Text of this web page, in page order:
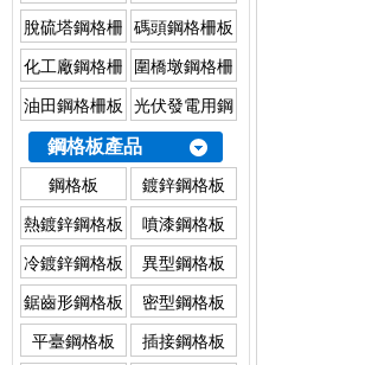
板
脫硫塔鋼格柵
板
碼頭鋼格柵板
化工廠鋼格柵
板
圍橋墩鋼格柵
板
油田鋼格柵板 光伏發電用鋼
格柵板
鋼格板產品
鋼格板
鍍鋅鋼格板
熱鍍鋅鋼格板
噴漆鋼格板
冷鍍鋅鋼格板
異型鋼格板
鋸齒形鋼格板
密型鋼格板
平臺鋼格板
插接鋼格板